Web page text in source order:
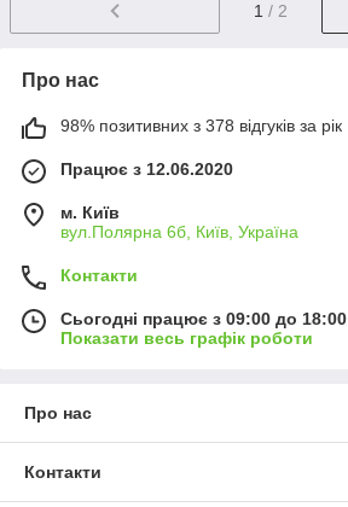
1 / 2
Про нас
98% позитивних з 378 відгуків за рік
Працює з 12.06.2020
м. Київ
вул.Полярна 6б, Київ, Україна
Контакти
Сьогодні працює з 09:00 до 18:00
Показати весь графік роботи
Про нас
Контакти